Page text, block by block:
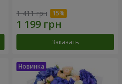
1 411 грн
Заказать